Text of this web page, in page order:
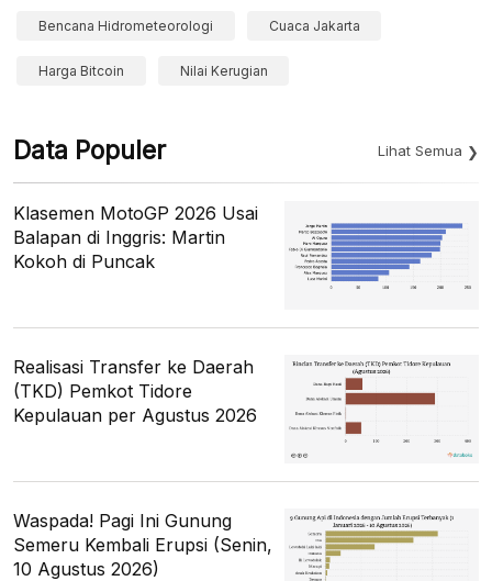
Bencana Hidrometeorologi Cuaca Jakarta
Harga Bitcoin Nilai Kerugian
Data Populer Lihat Semua
Klasemen MotoGP 2026 Usai
Balapan di Inggris: Martin
Kokoh di Puncak
Realisasi Transfer ke Daerah
(TKD) Pemkot Tidore
Kepulauan per Agustus 2026
Waspada! Pagi Ini Gunung
Semeru Kembali Erupsi (Senin,
10 Agustus 2026)